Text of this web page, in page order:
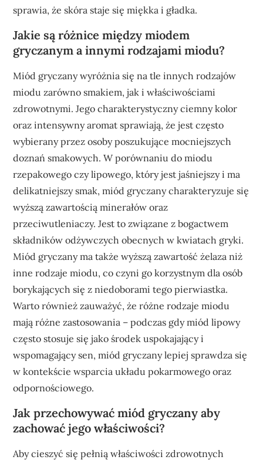
sprawia, że skóra staje się miękka i gładka.
Jakie są różnice między miodem
gryczanym a innymi rodzajami miodu?
Miód gryczany wyróżnia się na tle innych rodzajów
miodu zarówno smakiem, jak i właściwościami
zdrowotnymi. Jego charakterystyczny ciemny kolor
oraz intensywny aromat sprawiają, że jest często
wybierany przez osoby poszukujące mocniejszych
doznań smakowych. W porównaniu do miodu
rzepakowego czy lipowego, który jest jaśniejszy i ma
delikatniejszy smak, miód gryczany charakteryzuje się
wyższą zawartością minerałów oraz
przeciwutleniaczy. Jest to związane z bogactwem
składników odżywczych obecnych w kwiatach gryki.
Miód gryczany ma także wyższą zawartość żelaza niż
inne rodzaje miodu, co czyni go korzystnym dla osób
borykających się z niedoborami tego pierwiastka.
Warto również zauważyć, że różne rodzaje miodu
mają różne zastosowania – podczas gdy miód lipowy
często stosuje się jako środek uspokajający i
wspomagający sen, miód gryczany lepiej sprawdza się
w kontekście wsparcia układu pokarmowego oraz
odpornościowego.
Jak przechowywać miód gryczany aby
zachować jego właściwości?
Aby cieszyć się pełnią właściwości zdrowotnych